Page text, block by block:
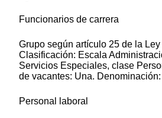
Funcionarios de carrera
Grupo según artículo 25 de la
Clasificación: Escala
Servicios Especiales, clase
de vacantes: Una.
Personal laboral